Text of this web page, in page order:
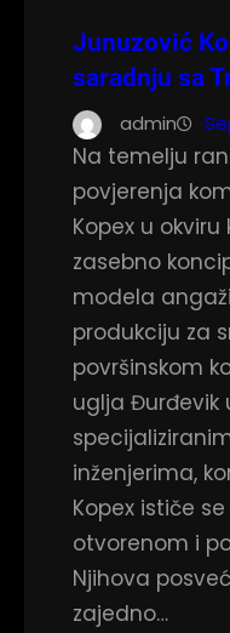
Junuzović
saradnju sa
admin
Na temelju
povjerenja
Kopex u
zasebno
modela
produkciju za
površinskom
uglja Đurđevik
inženjerima,
Kopex ističe
otvorenom i
Njihova
zajedno…